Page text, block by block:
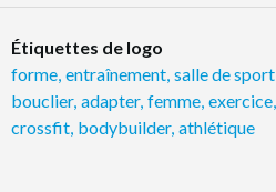
Étiquettes de logo
forme entraînement salle de sport
bouclier, adapter, femme exercice
crossfit bodybuilder, athlétique